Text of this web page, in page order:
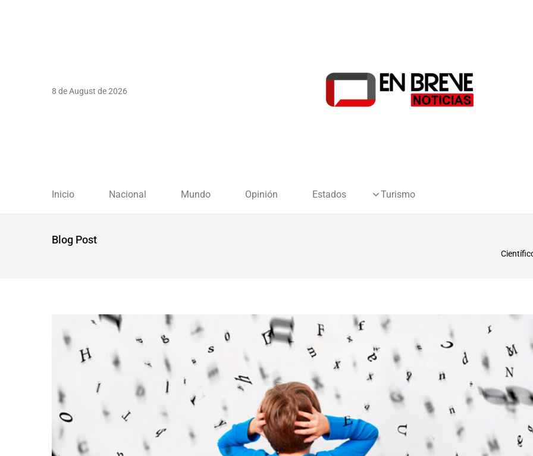
8 de August de 2026
Inicio Nacional Mundo Opinión Estados Turismo
Blog Post